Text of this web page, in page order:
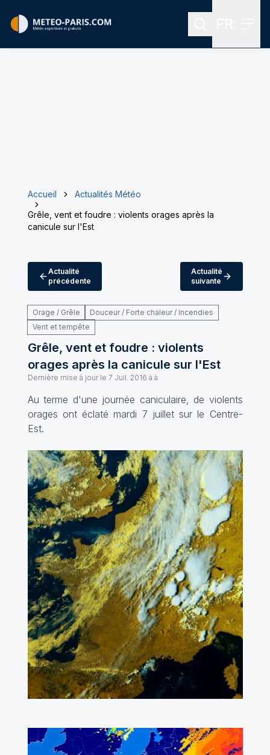
Rechercher
Accueil
Actualités Météo
Grêle, vent et foudre : violents orages après la
canicule sur l'Est
Actualité
précédente
Actualité
suivante
Orage / Grêle
Douceur / Forte chaleur / Incendies
Vent et tempête
Grêle, vent et foudre : violents
orages après la canicule sur l'Est
Dernière mise à jour le 7 Juil. 2016 à à
Au terme d'une journée caniculaire, de violents
orages ont éclaté mardi 7 juillet sur le Centre-
Est.